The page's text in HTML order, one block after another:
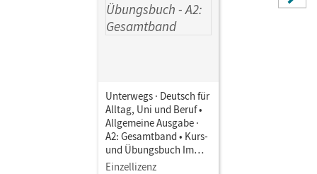
Unterwegs · Deutsch für
Alltag, Uni und Beruf •
Allgemeine Ausgabe ·
A2: Gesamtband • Kurs-
und Übungsbuch Im
Paket
Einzellizenz